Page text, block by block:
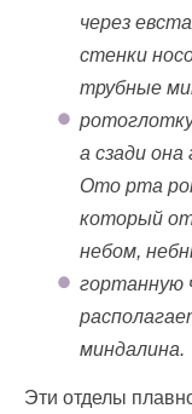
через
стенки
трубные
а сзади
Ото рта
который
небом,
гортанную
миндалина.
Эти отделы